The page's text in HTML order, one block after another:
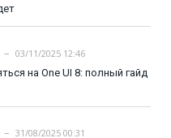
03/11/2025 12:46
на One UI 8: полный гайд
31/08/2025 00:31